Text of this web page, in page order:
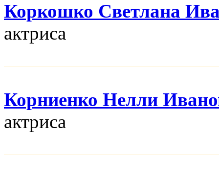
Коркошко Светлана
актриса
Корниенко Нелли
актриса